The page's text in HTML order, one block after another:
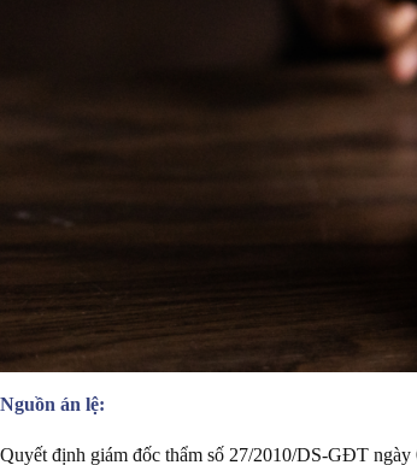
Nguồn án lệ:
Quyết định giám đốc thẩm số 27/2010/DS-GĐT